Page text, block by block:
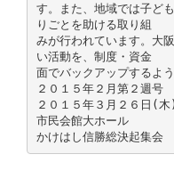
す。また、地域では子ど
りごとを助ける取り組
みが行われています。大
い活動を、制度・資金
面でバックアップするよ
２０１５年２月第２週号
２０１５年３月２６日(
市民会館大ホール